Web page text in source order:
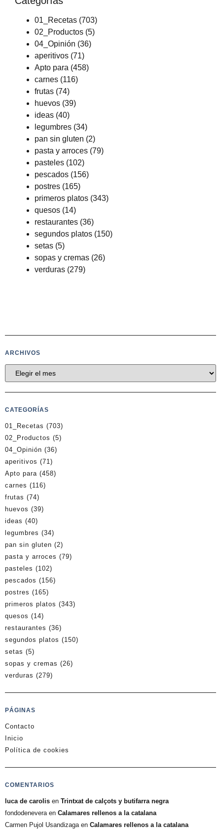
01_Recetas (703)
02_Productos (5)
04_Opinión (36)
aperitivos (71)
Apto para (458)
carnes (116)
frutas (74)
huevos (39)
ideas (40)
legumbres (34)
pan sin gluten (2)
pasta y arroces (79)
pasteles (102)
pescados (156)
postres (165)
primeros platos (343)
quesos (14)
restaurantes (36)
segundos platos (150)
setas (5)
sopas y cremas (26)
verduras (279)
ARCHIVOS
CATEGORÍAS
01_Recetas (703)
02_Productos (5)
04_Opinión (36)
aperitivos (71)
Apto para (458)
carnes (116)
frutas (74)
huevos (39)
ideas (40)
legumbres (34)
pan sin gluten (2)
pasta y arroces (79)
pasteles (102)
pescados (156)
postres (165)
primeros platos (343)
quesos (14)
restaurantes (36)
segundos platos (150)
setas (5)
sopas y cremas (26)
verduras (279)
PÁGINAS
Contacto
Inicio
Política de cookies
COMENTARIOS
luca de carolis en Trintxat de calçots y butifarra negra
fondodeneveraen Calamares rellenos a la catalana
Carmen Pujol Usandizagaen Calamares rellenos a la catalana